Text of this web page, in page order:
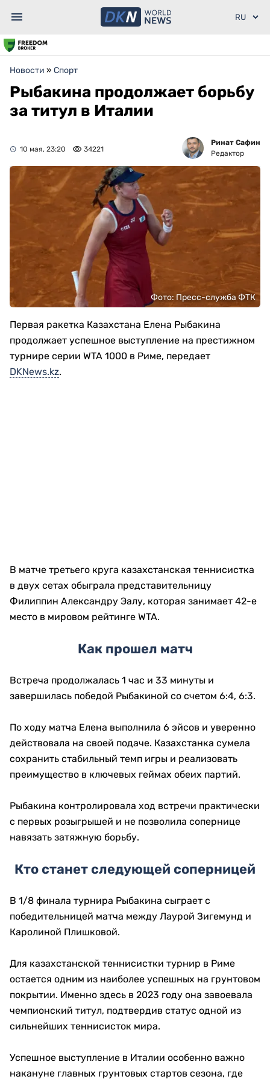
Новости » Спорт
Рыбакина продолжает борьбу
за титул в Италии
10 мая, 23:20 34221
Ринат Сафин
Редактор
Фото: Пресс-служба ФТК
Первая ракетка Казахстана Елена Рыбакина
продолжает успешное выступление на престижном
турнире серии WTA 1000 в Риме, передает
DKNews.kz.
В матче третьего круга казахстанская теннисистка
в двух сетах обыграла представительницу
Филиппин Александру Эалу, которая занимает 42-е
место в мировом рейтинге WTA.
Как прошел матч
Встреча продолжалась 1 час и 33 минуты и
завершилась победой Рыбакиной со счетом 6:4, 6:3.
По ходу матча Елена выполнила 6 эйсов и уверенно
действовала на своей подаче. Казахстанка сумела
сохранить стабильный темп игры и реализовать
преимущество в ключевых геймах обеих партий.
Рыбакина контролировала ход встречи практически
с первых розыгрышей и не позволила сопернице
навязать затяжную борьбу.
Кто станет следующей соперницей
В 1/8 финала турнира Рыбакина сыграет с
победительницей матча между Лаурой Зигемунд и
Каролиной Плишковой.
Для казахстанской теннисистки турнир в Риме
остается одним из наиболее успешных на грунтовом
покрытии. Именно здесь в 2023 году она завоевала
чемпионский титул, подтвердив статус одной из
сильнейших теннисисток мира.
Успешное выступление в Италии особенно важно
накануне главных грунтовых стартов сезона, где